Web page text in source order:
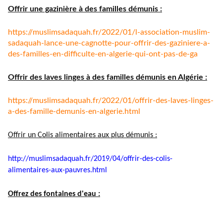
Offrir une gazinière à des familles démunis :
https://muslimsadaquah.fr/2022/01/l-association-muslim-
sadaquah-lance-une-cagnotte-pour-offrir-des-gaziniere-a-
des-familles-en-difficulte-en-algerie-qui-ont-pas-de-ga
Offrir des laves linges à des familles démunis en Algérie :
https://muslimsadaquah.fr/2022/01/offrir-des-laves- linges-
a-des-famille-demunis-en-algerie.html
Offrir un Colis alimentaires aux plus démunis :
http://muslimsadaquah.fr/2019/04/offrir-des-colis-
alimentaires-aux-pauvres.html
Offrez des fontaines d'eau :